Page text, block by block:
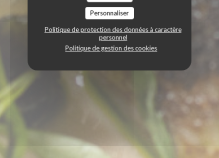
Personnaliser
Politique de protection des données à caractère
personnel
Politique de gestion des cookies